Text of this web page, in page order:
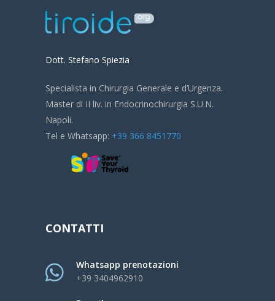
Dott. Stefano Spiezia
Specialista in Chirurgia Generale e d’Urgenza.
Master di II liv. in Endocrinochirurgia S.U.N.
Napoli.
Tel e Whatsapp: +39 366 8451770
CONTATTI
Whatsapp prenotazioni
+39 3404962910